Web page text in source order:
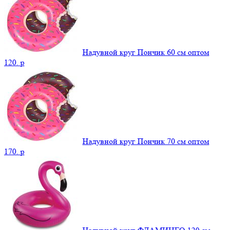
Надувной круг Пончик 60 см оптом
120. p
Надувной круг Пончик 70 см оптом
170. p